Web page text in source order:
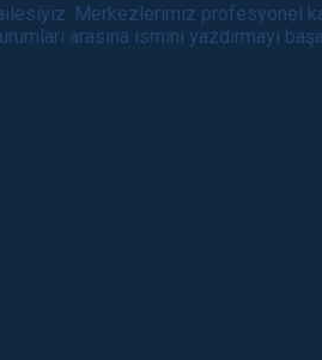
Merkezlerimiz profesyonel
arasına ismini yazdırmayı